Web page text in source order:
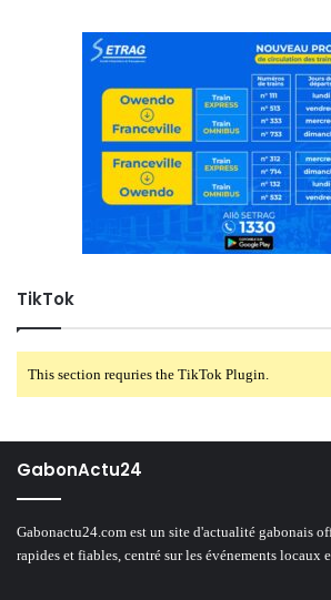
TikTok
This section requries the TikTok Plugin.
GabonActu24
Gabonactu24.com est un site d'actualité gabonais
rapides et fiables, centré sur les événements locaux